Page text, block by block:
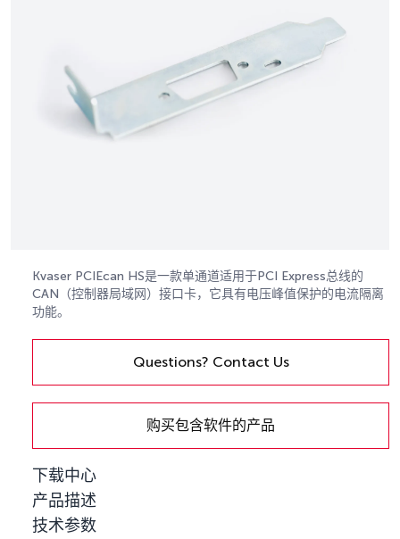
Kvaser PCIEcan HS是一款单通道适用于PCI Express总线的
CAN（控制器局域网）接口卡，它具有电压峰值保护的电流隔离
功能。
Questions? Contact Us
购买包含软件的产品
下载中心
产品描述
技术参数